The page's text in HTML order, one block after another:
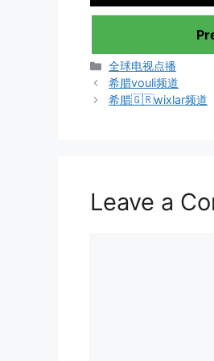
Categories
全球电视点播
希腊vouli频道
希腊🇬🇷wixlar频道
Leave a